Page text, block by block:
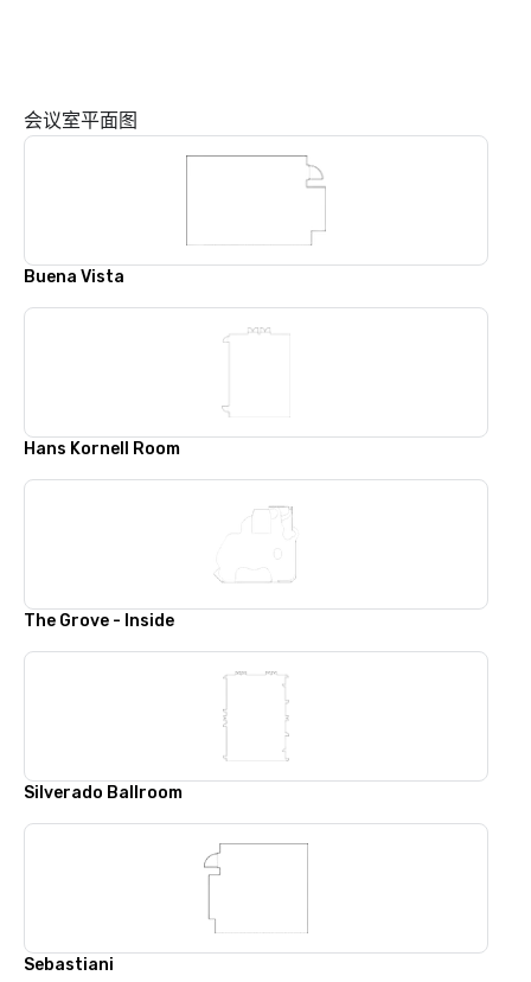
会议室平面图
Buena Vista
Hans Kornell Room
The Grove - Inside
Silverado Ballroom
Sebastiani